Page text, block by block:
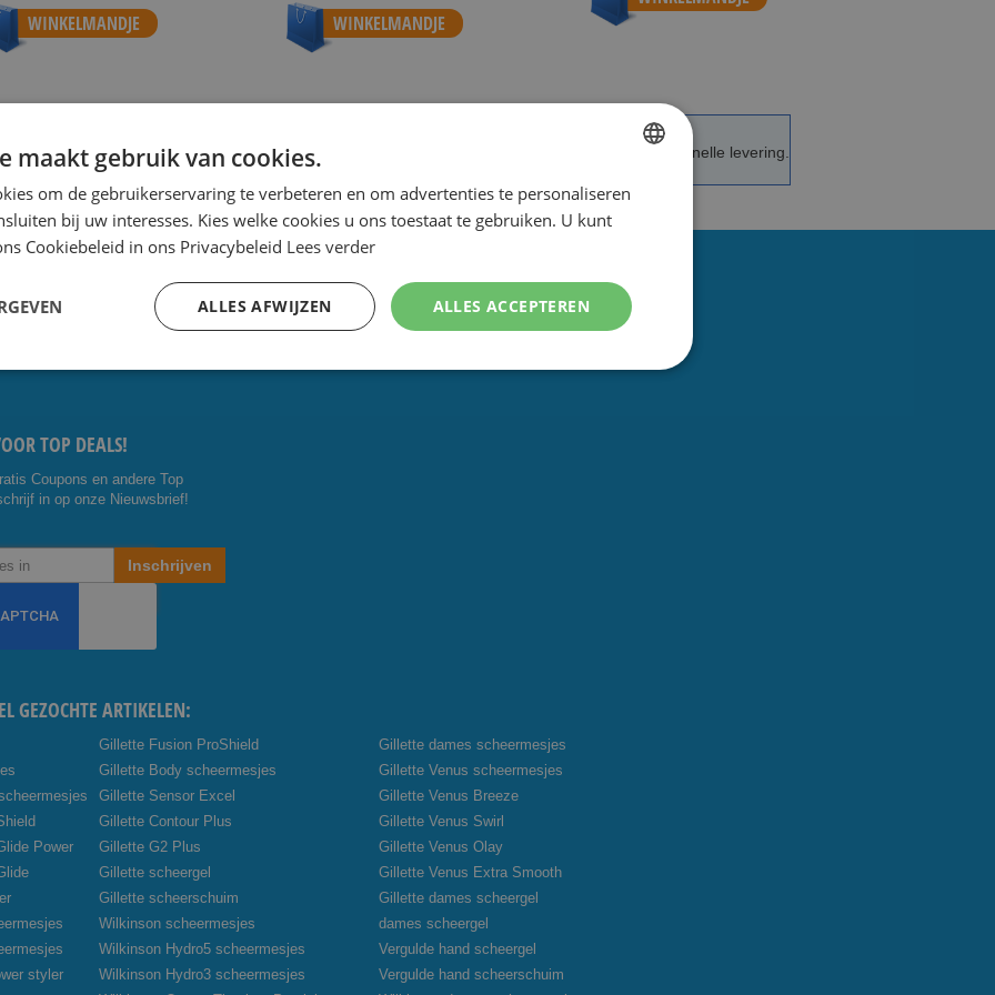
WINKELMANDJE WINKELMANDJE
de scherpste prijs. Speciale Dag- en Weekaanbiedingen. Snelle levering.
ok
e
TOP DEALS!
Coupons en andere Top
in op onze Nieuwsbrief!
Inschrijven
GEZOCHTE ARTIKELEN:
Power
styler
Gillette Fusion ProShield
Gillette Body scheermesjes
Gillette Sensor Excel
Gillette Contour Plus
Gillette G2 Plus
Gillette scheergel
Gillette scheerschuim
Wilkinson scheermesjes
Wilkinson Hydro5 scheermesjes
Wilkinson Hydro3 scheermesjes
Gillette dames scheermesjes
Gillette Venus scheermesjes
Gillette Venus Breeze
Gillette Venus Swirl
Gillette Venus Olay
Gillette Venus Extra Smooth
Gillette dames scheergel
dames scheergel
Vergulde hand scheergel
Vergulde hand scheerschuim
DUTCH
ENGLISH
maakt gebruik van cookies.
om de gebruikerservaring te verbeteren en om advertenties te personaliseren
bij uw interesses. Kies welke cookies u ons toestaat te gebruiken. U kunt
Cookiebeleid in ons Privacybeleid Lees verder
ALLES ACCEPTEREN
ALLES AFWIJZEN